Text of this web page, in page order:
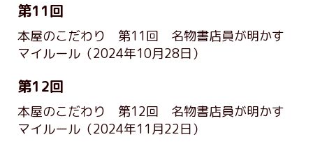
第11回
本屋のこだわり 第11回 名物書店員が明かす
マイルール （2024年10月28日）
第12回
本屋のこだわり 第12回 名物書店員が明かす
マイルール （2024年11月22日）